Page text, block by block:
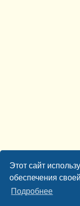
Этот сайт
обеспечения
Подробнее